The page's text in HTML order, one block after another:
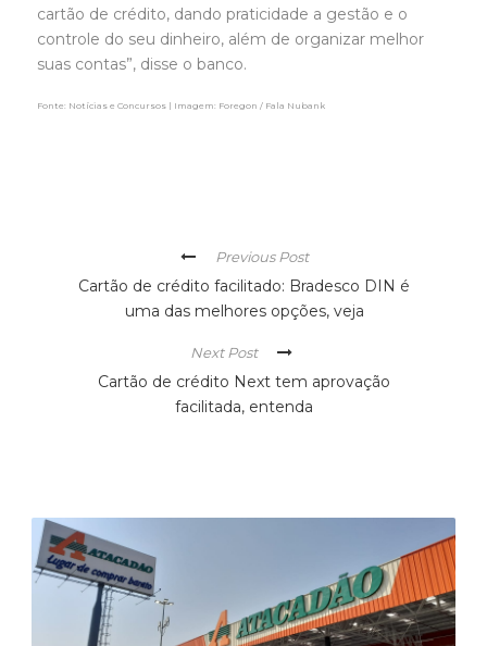
cartão de crédito, dando praticidade a gestão e o
controle do seu dinheiro, além de organizar melhor
suas contas”, disse o banco.
Fonte: Notícias e Concursos | Imagem: Foregon / Fala Nubank
Previous Post
Cartão de crédito facilitado: Bradesco DIN é
uma das melhores opções, veja
Next Post
Cartão de crédito Next tem aprovação
facilitada, entenda